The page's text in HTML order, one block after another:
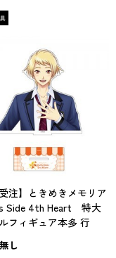
受注】ときめきメモリア
Side 4th Heart 特大
フィギュア本多 行
し